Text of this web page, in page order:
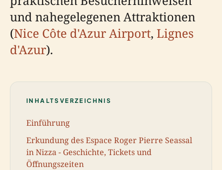
und nahegelegenen Attraktionen
(Nice Côte d'Azur Airport, Lignes
d'Azur).
INHALTSVERZEICHNIS
Einführung
Erkundung des Espace Roger Pierre Seassal
in Nizza - Geschichte, Tickets und
Öffnungszeiten